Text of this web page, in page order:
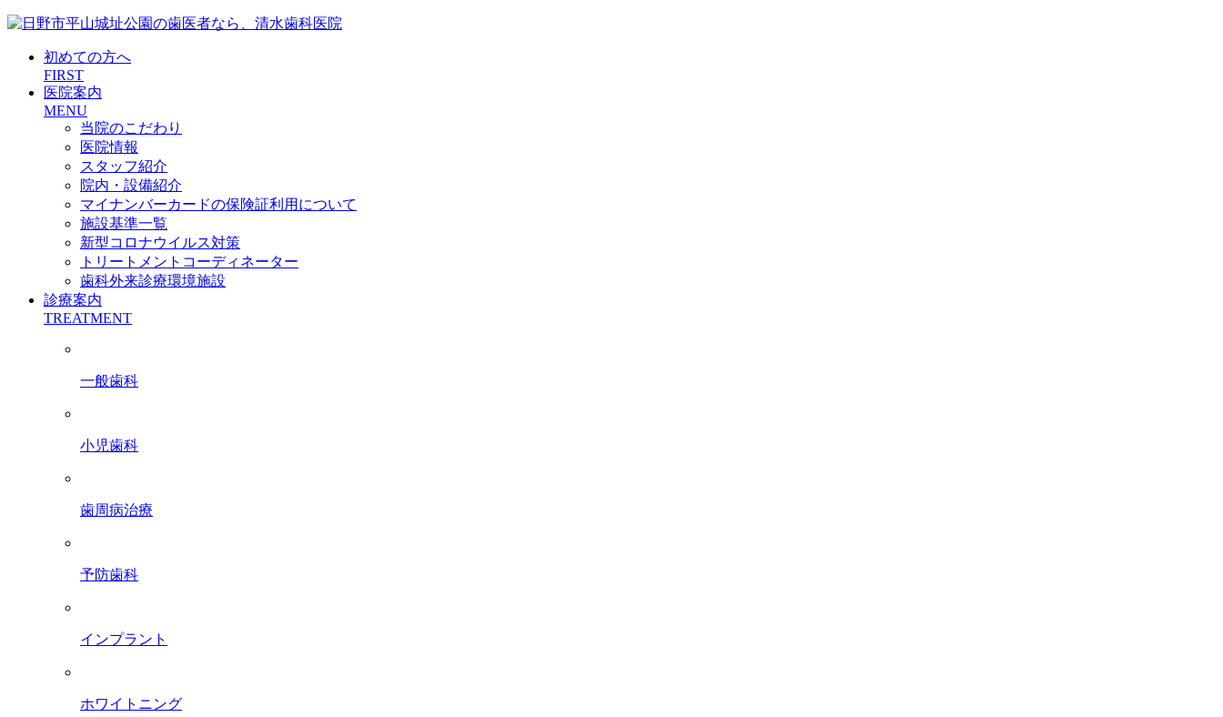
初めての方へ
FIRST
医院案内
MENU
当院のこだわり
医院情報
スタッフ紹介
院内・設備紹介
マイナンバーカードの保険証利用について
施設基準一覧
新型コロナウイルス対策
トリートメントコーディネーター
歯科外来診療環境施設
診療案内
TREATMENT
一般歯科
小児歯科
歯周病治療
予防歯科
インプラント
ホワイトニング